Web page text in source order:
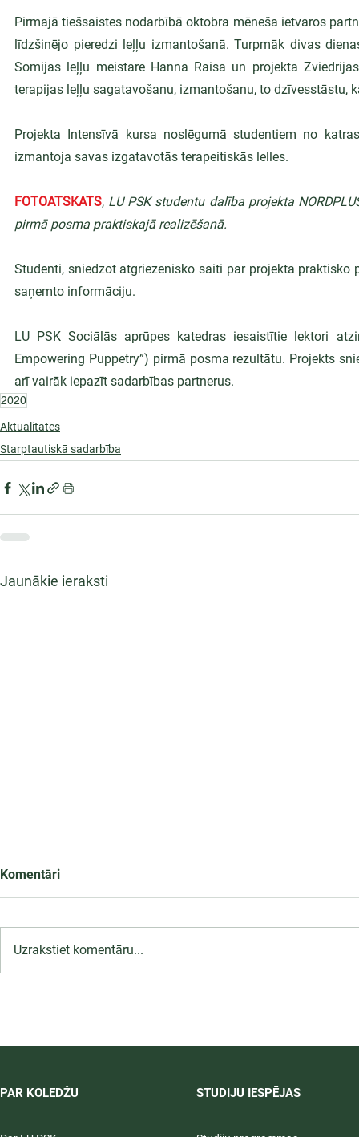
Pirmajā tiešsaistes nodarbībā oktobra mēneša ietvaros
līdzšinējo pieredzi leļļu izmantošanā. Turpmāk divas
Somijas leļļu meistare Hanna Raisa un projekta
terapijas leļļu sagatavošanu, izmantošanu, to dzīvesstāstu,
Projekta Intensīvā kursa noslēgumā studentiem no
izmantoja savas izgatavotās terapeitiskās lelles.
FOTOATSKATS, LU PSK studentu dalība projekta
pirmā posma praktiskajā realizēšanā.
Studenti, sniedzot atgriezenisko saiti par projekta
saņemto informāciju.
LU PSK Sociālās aprūpes katedras iesaistītie lektori
Empowering Puppetry”) pirmā posma rezultātu. Projekts
arī vairāk iepazīt sadarbības partnerus.
2020
Aktualitātes
Starptautiskā sadarbība
Jaunākie ieraksti
Komentāri
Uzrakstiet komentāru...
PAR KOLEDŽU STUDIJU IESPĒJAS